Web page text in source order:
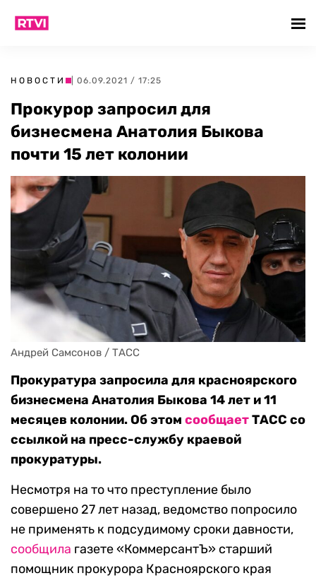
НОВОСТИ | 06.09.2021 / 17:25
Прокурор запросил для
бизнесмена Анатолия Быкова
почти 15 лет колонии
Андрей Самсонов / ТАСС
Прокуратура запросила для красноярского
бизнесмена Анатолия Быкова 14 лет и 11
месяцев колонии. Об этом сообщаетТАСС со
ссылкой на пресс-службу краевой
прокуратуры.
Несмотря на то что преступление было
совершено 27 лет назад, ведомство попросило
не применять к подсудимому сроки давности,
сообщила газете «КоммерсантЪ» старший
помощник прокурора Красноярского края